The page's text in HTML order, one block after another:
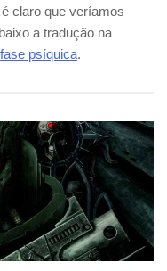
claro que veríamos
a tradução na
fase psíquica.